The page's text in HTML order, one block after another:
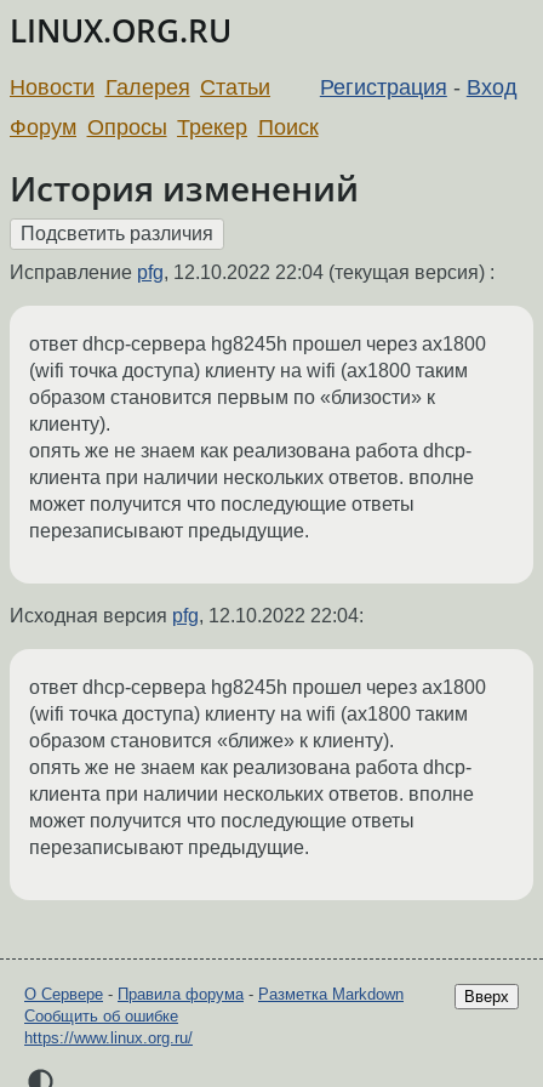
LINUX.ORG.RU
Регистрация - Вход
Новости Галерея Статьи
Форум Опросы Трекер Поиск
История изменений
Исправление pfg, 12.10.2022 22:04 (текущая версия) :
ответ dhcp-сервера hg8245h прошел через ax1800
(wifi точка доступа) клиенту на wifi (ax1800 таким
образом становится первым по «близости» к
клиенту).
опять же не знаем как реализована работа dhcp-
клиента при наличии нескольких ответов. вполне
может получится что последующие ответы
перезаписывают предыдущие.
Исходная версия pfg, 12.10.2022 22:04:
ответ dhcp-сервера hg8245h прошел через ax1800
(wifi точка доступа) клиенту на wifi (ax1800 таким
образом становится «ближе» к клиенту).
опять же не знаем как реализована работа dhcp-
клиента при наличии нескольких ответов. вполне
может получится что последующие ответы
перезаписывают предыдущие.
Вверх
О Сервере - Правила форума- Разметка Markdown
Сообщить об ошибке
https://www.linux.org.ru/